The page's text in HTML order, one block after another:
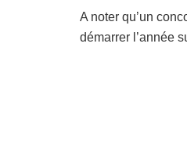
A noter qu’un
démarrer l’année